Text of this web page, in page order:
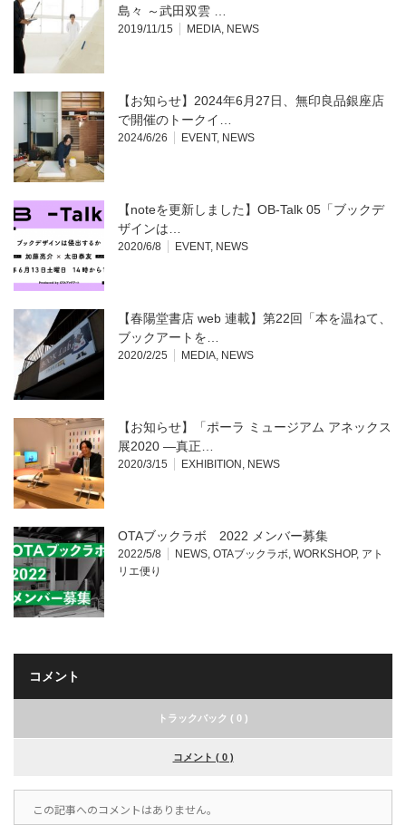
島々 ～武田双雲 …
2019/11/15 MEDIA NEWS
【お知らせ】2024年6月27日、無印良品銀座店
で開催のトークイ…
2024/6/26 EVENT, NEWS
【noteを更新しました】OB-Talk 05「ブックデ
ザインは…
2020/6/8 EVENT, NEWS
【春陽堂書店 web 連載】第22回「本を温ねて、
ブックアートを…
2020/2/25 MEDIA NEWS
【お知らせ】「ポーラ ミュージアム アネックス
展2020 —真正…
2020/3/15 EXHIBITION NEWS
OTAブックラボ 2022 メンバー募集
2022/5/8 NEWS OTAブックラボ WORKSHOP, アト
リエ便り
コメント
トラックバック ( 0 )
コメント ( 0 )
この記事へのコメントはありません。